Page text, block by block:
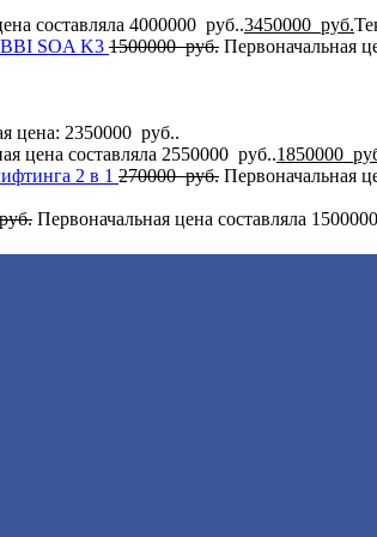
составляла 4000000 руб..3450000 руб.
BBI SOA K3 1500000руб. Первоначальная
цена: 2350000 руб..
цена составляла 2550000 руб..1850000
2 в 1 270000руб. Первоначальная
Первоначальная цена составляла